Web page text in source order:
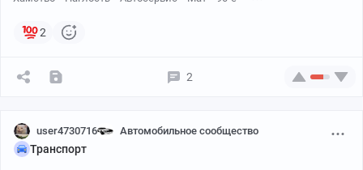
2
2
user4730716 Автомобильное сообщество
Транспорт